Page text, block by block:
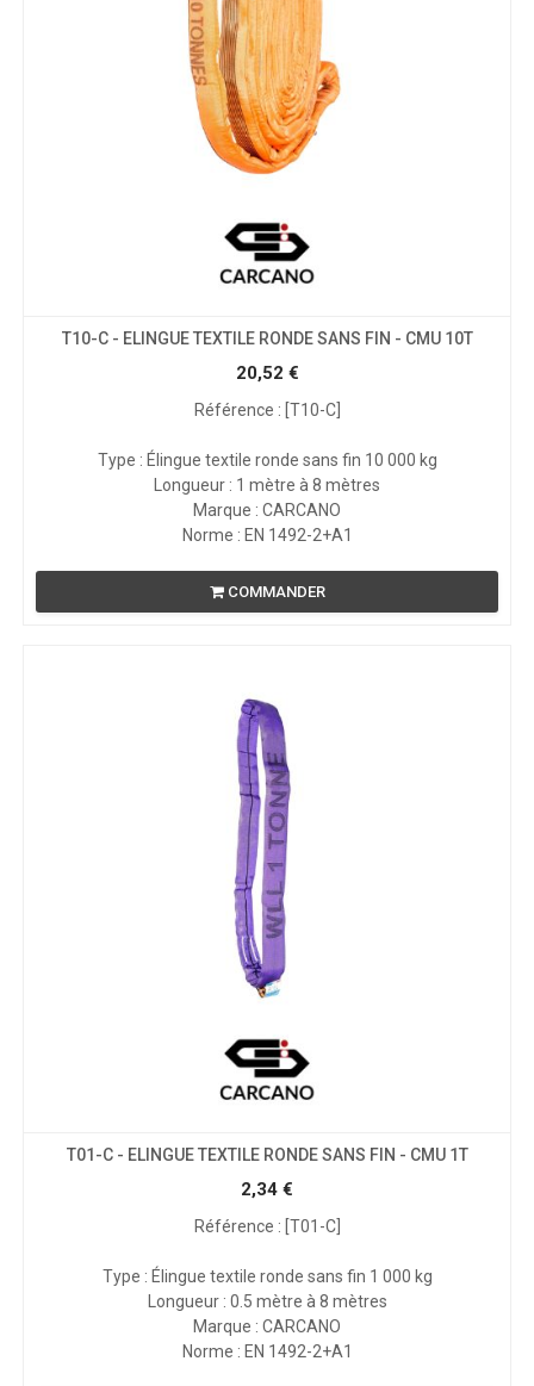
T10-C - ELINGUE TEXTILE RONDE SANS FIN - CMU 10T
20,52 €
Référence : [T10-C]
Type : Élingue textile ronde sans fin 10 000 kg
Longueur : 1 mètre à 8 mètres
Marque : CARCANO
Norme : EN 1492-2+A1
COMMANDER
T01-C - ELINGUE TEXTILE RONDE SANS FIN - CMU 1T
2,34 €
Référence : [T01-C]
Type : Élingue textile ronde sans fin 1 000 kg
Longueur : 0.5 mètre à 8 mètres
Marque : CARCANO
Norme : EN 1492-2+A1